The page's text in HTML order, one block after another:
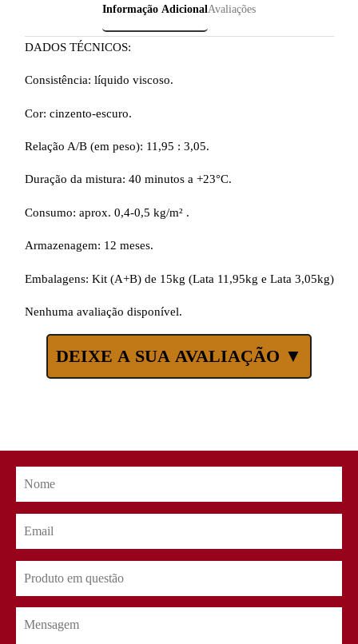
Informação Adicional Avaliações
DADOS TÉCNICOS:
Consistência: líquido viscoso.
Cor: cinzento-escuro.
Relação A/B (em peso): 11,95 : 3,05.
Duração da mistura: 40 minutos a +23°C.
Consumo: aprox. 0,4-0,5 kg/m² .
Armazenagem: 12 meses.
Embalagens: Kit (A+B) de 15kg (Lata 11,95kg e Lata 3,05kg)
Nenhuma avaliação disponível.
DEIXE A SUA AVALIAÇÃO ▼